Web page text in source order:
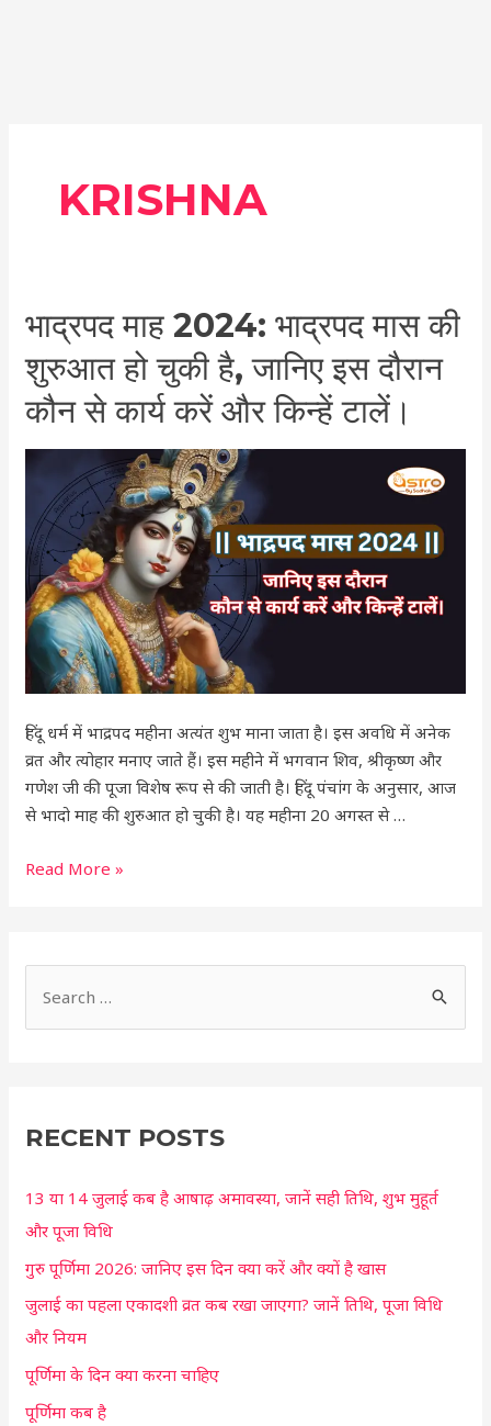
KRISHNA
भाद्रपद माह 2024: भाद्रपद मास की
शुरुआत हो चुकी है, जानिए इस दौरान
कौन से कार्य करें और किन्हें टालें।
हिंदू धर्म में भाद्रपद महीना अत्यंत शुभ माना जाता है। इस अवधि में अनेक
व्रत और त्योहार मनाए जाते हैं। इस महीने में भगवान शिव, श्रीकृष्ण और
गणेश जी की पूजा विशेष रूप से की जाती है। हिंदू पंचांग के अनुसार, आज
से भादो माह की शुरुआत हो चुकी है। यह महीना 20 अगस्त से …
भाद्रपद
माह
2024:
भाद्रपद
मास
की
शुरुआत
चुकी
है,
जानिए
इस
दौरान
कौन
से
कार्य
करें
और
किन्हें
Read More »
e
c
f
o
r
:
RECENT POSTS
13 या 14 जुलाई कब है आषाढ़ अमावस्या, जानें सही तिथि, शुभ मुहूर्त
और पूजा विधि
गुरु पूर्णिमा 2026: जानिए इस दिन क्या करें और क्यों है खास
जुलाई का पहला एकादशी व्रत कब रखा जाएगा? जानें तिथि, पूजा विधि
और नियम
पूर्णिमा के दिन क्या करना चाहिए
पूर्णिमा कब है